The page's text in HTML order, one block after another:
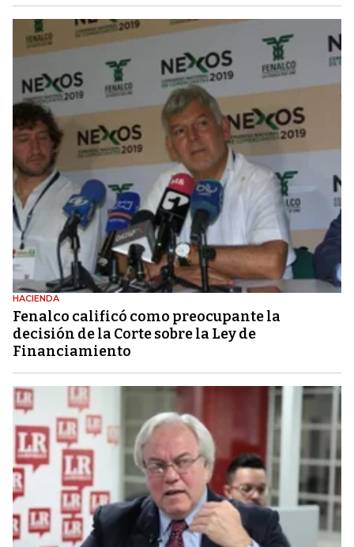
HACIENDA
Fenalco calificó como preocupante la
decisión de la Corte sobre la Ley de
Financiamiento